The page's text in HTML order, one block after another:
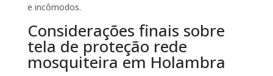
e incômodos.
Considerações finais sobre
tela de proteção rede
mosquiteira em Holambra